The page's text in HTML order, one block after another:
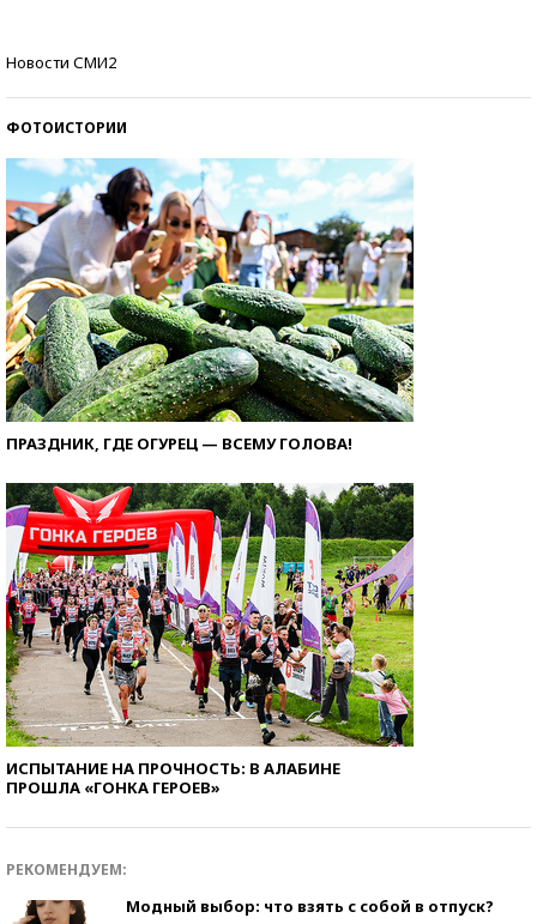
Новости СМИ2
ФОТОИСТОРИИ
ПРАЗДНИК, ГДЕ ОГУРЕЦ — ВСЕМУ ГОЛОВА!
ИСПЫТАНИЕ НА ПРОЧНОСТЬ: В АЛАБИНЕ
ПРОШЛА «ГОНКА ГЕРОЕВ»
РЕКОМЕНДУЕМ:
Модный выбор: что взять с собой в отпуск?